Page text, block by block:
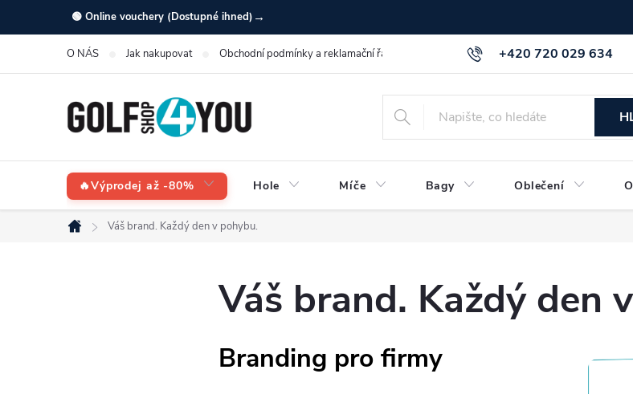
na
🟢 Online vouchery (Dostupné ihned) →
+420 720 029 634
O NÁS Jak nakupovat Obchodní podmínky a reklamační řád GDPR info a směrnice Kontakt
🔥Výprodej až -80% Hole Míče Bagy Oblečení
Domů
Váš brand. Každý den v pohybu.
Váš brand. Každý den
Branding pro firmy